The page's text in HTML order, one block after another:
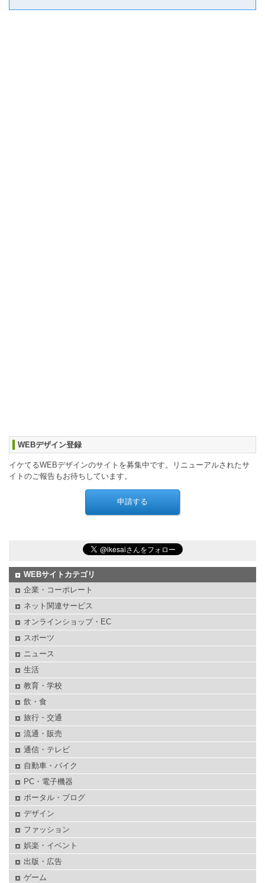
WEBデザイン登録
イケてるWEBデザインのサイトを募集中です。リニューアルされたサ
イトのご報告もお待ちしています。
WEBサイトカテゴリ
企業・コーポレート
ネット関連サービス
オンラインショップ・EC
スポーツ
ニュース
生活
教育・学校
飲・食
旅行・交通
流通・販売
通信・テレビ
自動車・バイク
PC・電子機器
ポータル・ブログ
デザイン
ファッション
娯楽・イベント
出版・広告
ゲーム